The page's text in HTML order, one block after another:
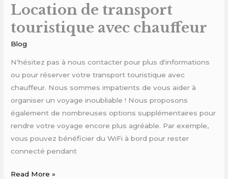
Location de transport
touristique avec chauffeur
Blog
N'hésitez pas à nous contacter pour plus d'informations
ou pour réserver votre transport touristique avec
chauffeur. Nous sommes impatients de vous aider à
organiser un voyage inoubliable ! Nous proposons
également de nombreuses options supplémentaires pour
rendre votre voyage encore plus agréable. Par exemple,
vous pouvez bénéficier du WiFi à bord pour rester
connecté pendant
Read More »